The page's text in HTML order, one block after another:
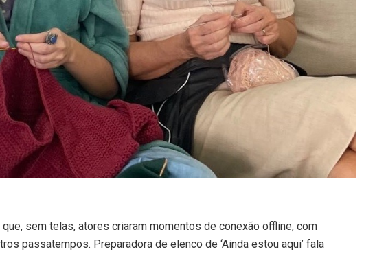
sem telas, atores criaram momentos de conexão offline, com
passatempos. Preparadora de elenco de ‘Ainda estou aqui’ fala